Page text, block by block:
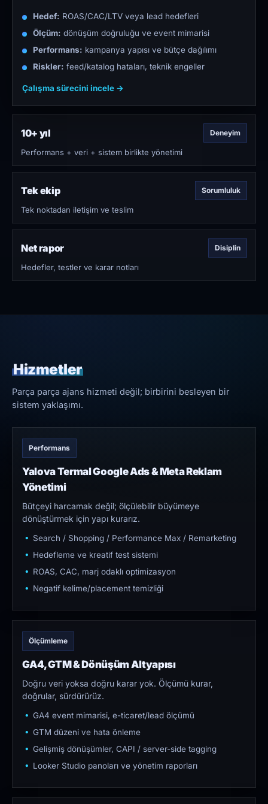
Hedef: ROAS/CAC/LTV veya lead hedefleri
Ölçüm: dönüşüm doğruluğu ve event mimarisi
Performans: kampanya yapısı ve bütçe dağılımı
Riskler: feed/katalog hataları, teknik engeller
Çalışma sürecini incele →
10+ yıl Deneyim
Performans + veri + sistem birlikte yönetimi
Tek ekip Sorumluluk
Tek noktadan iletişim ve teslim
Net rapor Disiplin
Hedefler, testler ve karar notları
Hizmetler
Parça parça ajans hizmeti değil; birbirini besleyen bir
sistem yaklaşımı.
Performans
Yalova Termal Google Ads & Meta Reklam
Yönetimi
Bütçeyi harcamak değil; ölçülebilir büyümeye
dönüştürmek için yapı kurarız.
Search / Shopping / Performance Max / Remarketing
Hedefleme ve kreatif test sistemi
ROAS, CAC, marj odaklı optimizasyon
Negatif kelime/placement temizliği
Ölçümleme
GA4, GTM & Dönüşüm Altyapısı
Doğru veri yoksa doğru karar yok. Ölçümü kurar,
doğrular, sürdürürüz.
GA4 event mimarisi, e-ticaret/lead ölçümü
GTM düzeni ve hata önleme
Gelişmiş dönüşümler, CAPI / server-side tagging
Looker Studio panoları ve yönetim raporları